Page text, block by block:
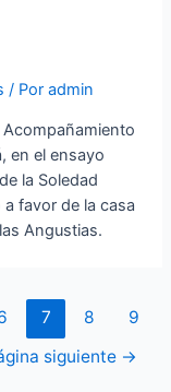
/ Poradmin
en el ensayo
la Soledad
favor de la casa
Angustias.
7 8
9
siguiente →